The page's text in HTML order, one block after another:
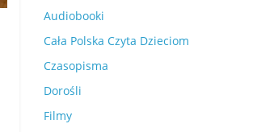
Audiobooki
Cała Polska Czyta Dzieciom
Czasopisma
Dorośli
Filmy